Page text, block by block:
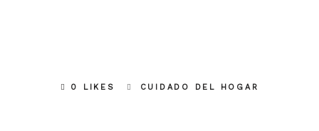
0 LIKES CUIDADO DEL HOGAR